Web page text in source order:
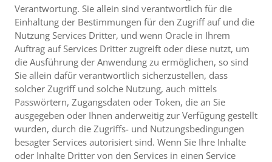
Verantwortung. Sie allein sind verantwortlich für die
Einhaltung der Bestimmungen für den Zugriff auf und die
Nutzung Services Dritter, und wenn Oracle in Ihrem
Auftrag auf Services Dritter zugreift oder diese nutzt, um
die Ausführung der Anwendung zu ermöglichen, so sind
Sie allein dafür verantwortlich sicherzustellen, dass
solcher Zugriff und solche Nutzung, auch mittels
Passwörtern, Zugangsdaten oder Token, die an Sie
ausgegeben oder Ihnen anderweitig zur Verfügung gestellt
wurden, durch die Zugriffs- und Nutzungsbedingungen
besagter Services autorisiert sind. Wenn Sie Ihre Inhalte
oder Inhalte Dritter von den Services in einen Service